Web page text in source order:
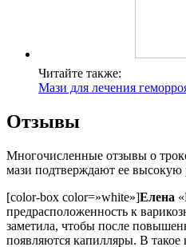
Читайте также:
Мази для лечения
Отзывы
Многочисленные отзывы о
мази подтверждают ее высокую
[color-box color=»white»]Елена
предрасположенность к
заметила, чтобы после
появляются капилляры. В такое